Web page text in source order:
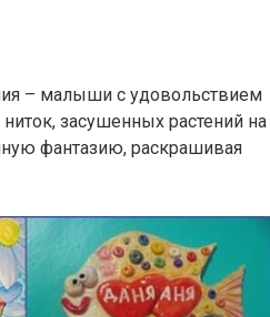
– малыши с удовольствием
засушенных растений на
фантазию, раскрашивая